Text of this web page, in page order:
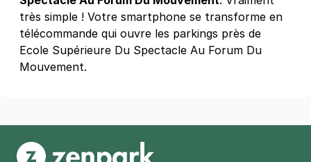
très simple ! Votre smartphone se transforme en
télécommande qui ouvre les parkings près de
Ecole Supérieure Du Spectacle Au Forum Du
Mouvement.